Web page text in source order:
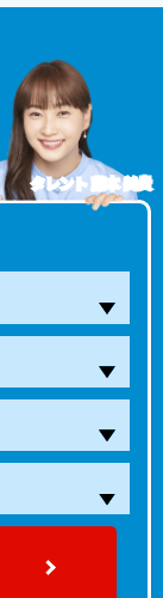
タレント 藤本 美貴